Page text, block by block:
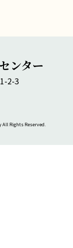
ンター
2-3
Rights Reserved.